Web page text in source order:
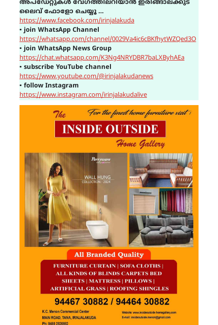
അപ്ഡേറ്റുകൾ വേഗത്തിലറിയാൻ ഇരിങ്ങാലക്കുട
ലൈവ് ഫോളോ ചെയ്യൂ …
https://www.facebook.com/irinjalakuda
▪join WhatsApp Channel
https://whatsapp.com/channel/0029Va4ic6cBKfhytWZQed3O
▪join WhatsApp News Group
https://chat.whatsapp.com/K3Ng4NRYDBR7baLXByhAEa
▪ subscribe YouTube channel
https://www.youtube.com/@irinjalakudanews
▪ follow Instagram
https://www.instagram.com/irinjalakudalive